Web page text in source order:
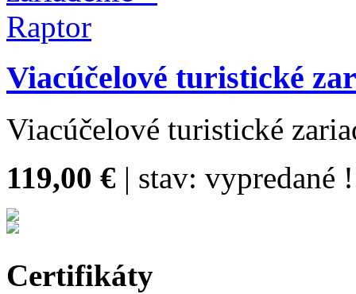
Viacúčelové turistické
Viacúčelové turistické
119,00 € | stav: vypredané !
Certifikáty